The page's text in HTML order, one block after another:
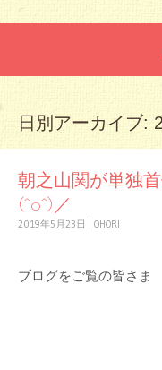
日別アーカイブ:
朝之山関が単独
(^o^)／
2019年5月23日 OHORI
ブログをご覧の皆さま